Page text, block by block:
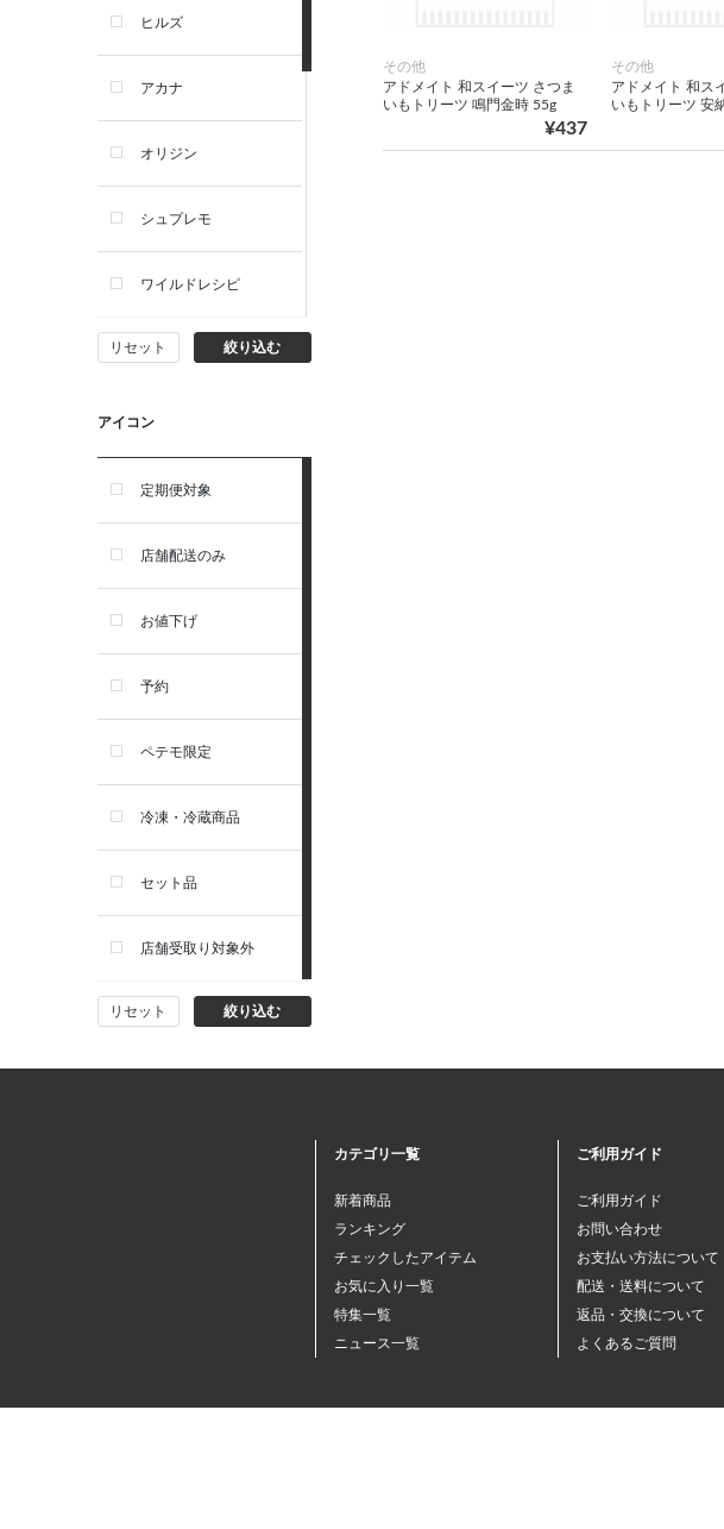
犬ドライフード
犬ウェットフード
犬おやつ
犬サプリ・ミルク・栄養補給
品
首輪・ハーネス(胴輪)・リー
ヒルズ
アカナ
オリジン
シュプレモ
ワイルドレシピ
ナチュラルチョイス
ウェルネス
アーテミス
セレクトバランス
リガロ
ソルビダ
フィジカライフ
リセット 絞り込む
アイコン
定期便対象
店舗配送のみ
お値下げ
予約
ペテモ限定
冷凍・冷蔵商品
セット品
店舗受取り対象外
リセット 絞り込む
その他
アドメイト 和スイーツ さつま
いもトリーツ 鳴門金時 55g
¥437
その他
アドメイト 和ス
いもトリーツ 安
カテゴリ一覧
新着商品
ランキング
チェックしたアイテム
お気に入り一覧
特集一覧
ニュース一覧
ご利用ガイド
ご利用ガイド
お問い合わせ
お支払い方法について
配送・送料について
返品・交換について
よくあるご質問